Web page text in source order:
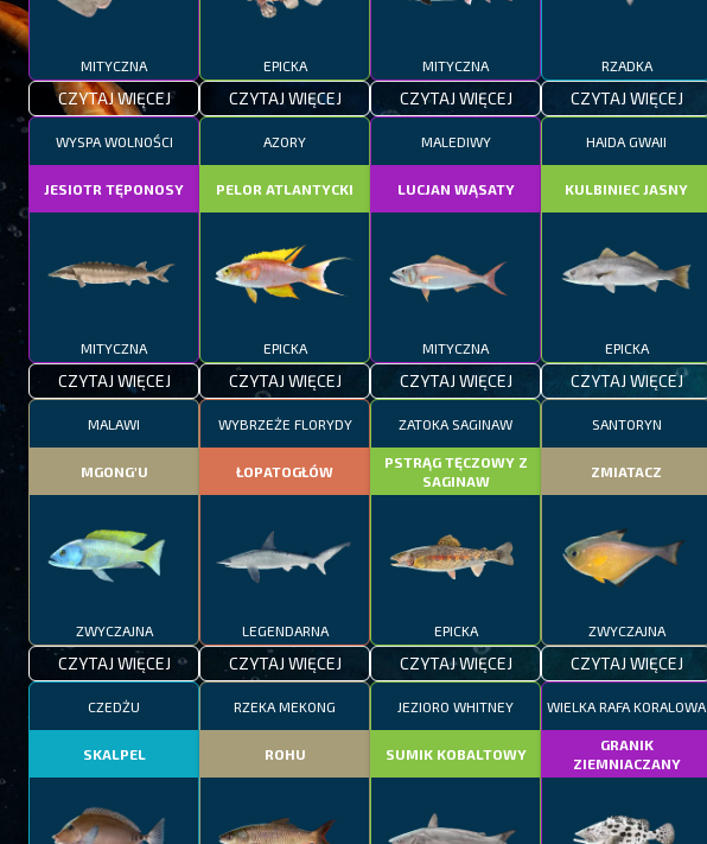
MITYCZNA
CZYTAJ WIĘCEJ
EPICKA
CZYTAJ WIĘCEJ
MITYCZNA
CZYTAJ WIĘCEJ
RZADKA
CZYTAJ WIĘCEJ
WYSPA WOLNOŚCI
JESIOTR TĘPONOSY
MITYCZNA
CZYTAJ WIĘCEJ
AZORY
PELOR ATLANTYCKI
EPICKA
CZYTAJ WIĘCEJ
MALEDIWY
LUCJAN WĄSATY
MITYCZNA
CZYTAJ WIĘCEJ
HAIDA GWAII
KULBINIEC JASNY
EPICKA
CZYTAJ WIĘCEJ
MALAWI
MGONG'U
ZWYCZAJNA
CZYTAJ WIĘCEJ
WYBRZEŻE FLORYDY
ŁOPATOGŁÓW
LEGENDARNA
CZYTAJ WIĘCEJ
ZATOKA SAGINAW
PSTRĄG TĘCZOWY Z
SAGINAW
EPICKA
CZYTAJ WIĘCEJ
SANTORYN
ZMIATACZ
ZWYCZAJNA
CZYTAJ WIĘCEJ
CZEDŻU
SKALPEL
RZEKA MEKONG
ROHU
JEZIORO WHITNEY
SUMIK KOBALTOWY
WIELKA RAFA KORALOWA
GRANIK
ZIEMNIACZANY